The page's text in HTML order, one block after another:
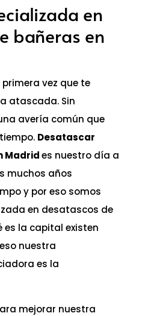
en
bañeras en
vez que te
atascada. Sin
avería común que
Desatascar
Madrides nuestro día a
muchos años
y por eso somos
en desatascos de
es la capital existen
nuestra
es la
mejorar nuestra